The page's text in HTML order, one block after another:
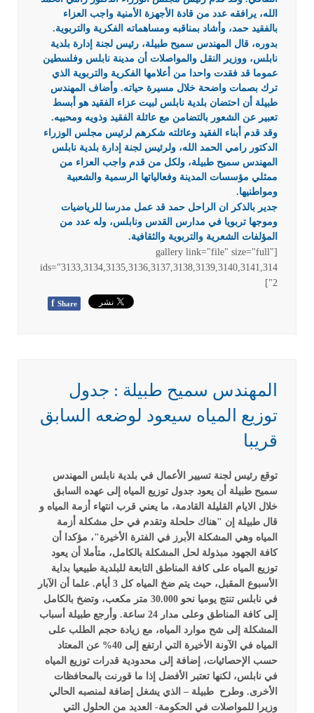
الله، يرافقه عدد من قادة الأجهزة الأمنية واجب العزاء
بالفقيد حمد، وأشاد بمناقبه ومساهماته الفكرية والتربوية.
بدوره، قال المهندس سميح طبيلة، رئيس لجنة إدارة بلدية
نابلس، ووزير النقل والمواصلات أن مدينة نابلس وفلسطين
عموما قد فقدت واحدا من أعلامها الفكرية والتربوية الذي
ترك بصمات واضحة خلال مسيرة حياته. وأضاف المهندس
طبيلة أن احتضان بلدية نابلس لبيت عزاء الفقيد هو أبسط
تعبير عن الشعور بالتضامن مع عائلة الفقيد وذويه ومحبيه.
وقد قدم أبناء الفقيد وعائلته شكرهم لرئيس مجلس الوزراء
الدكتور رامي الحمد الله، ولرئيس لجنة إدارة بلدية نابلس
المهندس سميح طبيلة، ولكل من قدم واجب العزاء من
ممثلي مؤسسات المدينة وفعالياتها الرسمية والشعبية
ومواطنيها.
جدير بالذكر ان الراحل حمد قد عمل مدرسا للرياضيات
وموجها تربويا في مدارس القدس ونابلس، وله عدد من
المؤلفات الشعرية والتربوية والثقافية.
[gallery link="file" size="full"
ids="3133,3134,3135,3136,3137,3138,3139,3140,3141,314
2"]
f Share
المهندس سميح طبيلة : جدول
توزيع المياه سيعود لوضعه السابق
قريبا
توقع رئيس لجنة تسيير الأعمال في بلدية نابلس المهندس
سميح طبيلة أن يعود جدول توزيع المياه إلى عهده السابق
خلال الايام القليلة القادمة، ما يعني قرب انتهاء أزمة المياه و
قال طبيلة إن "هناك حلحلة وتقدم في حل مشكلة أزمة
المياه وهي المشكلة الأبرز في الفترة الأخيرة"، مؤكدا أن
كافة الجهود مبذولة لحل المشكلة بالكامل، متأملا أن يعود
توزيع المياه على كافة المناطق التابعة للبلدية طبيعيا بداية
الأسبوع المقبل، حيث يتم ضخ المياه كل 3 أيام.
علما أن الآبار
في نابلس تنتج يوميا نحو 30.000 متر مكعب، وتضخ بالكامل
إلى كافة المناطق وعلى مدار 24 ساعة.
وأرجع طبيلة أسباب
المشكلة إلى شح موارد المياه، مع زيادة حجم الطلب على
المياه في الآونة الأخيرة التي ارتفع إلى 40% عن المعتاد
حسب الإحصائيات، إضافة إلى محدودية قدرات توزيع المياه
في نابلس، لكنها تعتبر الأفضل إذا ما قورنت بالمحافظات
الأخرى. وطرح طبيلة – الذي يشغل إضافة لمنصبه الحالي
وزيرا للمواصلات في الحكومة- العديد من الحلول التي